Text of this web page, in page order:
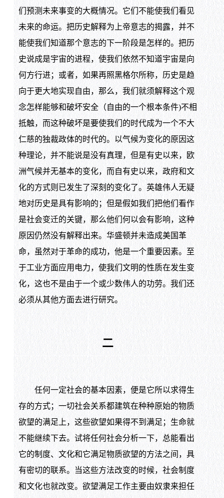
们预测未来事变的大概情况。它们不能使我们看见
未来的命运。把历史解释为上帝意志的揭露，并不
能使我们知道那个意志的下一阶段是怎样的。把历
史说成是宇宙的进程，使我们依然不知道宇宙是向
何方行进；或者，如果再照黑格尔所称，历史是趋
向于更大地实现自由，那么，我们就须解释这个观
念怎样能够和破坏安全（自由的一个根本条件)不相
抵触，而这种破坏是要使我们的时代成为一个不大
仁慈的独裁政体的时代的。以气候为变化的原因这
种理论，并不能说是没有真理，但是有史以来，欧
洲气候并无基本的变化，而自有史以来，政府和文
化的方式则已发生了深刻的变化了。英雄伟人无疑
地对历史是具有影响的；但是假如我们把他们看作
是社会变迁的关键，那么他们何以会有影响，这种
原因仍然没有解释出来。华盛顿并未造成美国革
命，虽然对于革命的成功，他是一个重要因素。至
于工业方面应用电力，使我们文明的性质在发生变
化，这也不是由于一个或少数伟人的功劳。我们还
必须从其他方面去进行研究。
二
任何一定社会的基本因素，便是它所以求得生
存的方式；一切社会关系都建筑在种种原始的物质
欲望的满足上，这些欲望如果得不到满足；生命就
不能继续下去。试将任何社会分析一下，总能看出
它的制度、文化和它满足物质欲望的方法之间，具
有密切的联系。当这些方法改变的时候，社会制度
和文化也就改变。欲望满足工作主要由奴隶来担任